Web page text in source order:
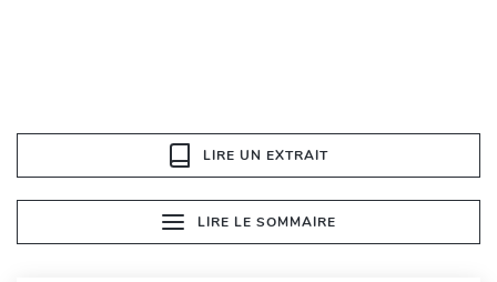
LIRE UN EXTRAIT
LIRE LE SOMMAIRE